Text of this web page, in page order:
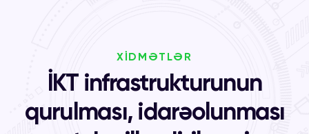
XİDMƏTLƏR
İKT infrastrukturunun
qurulması, idarəolunması